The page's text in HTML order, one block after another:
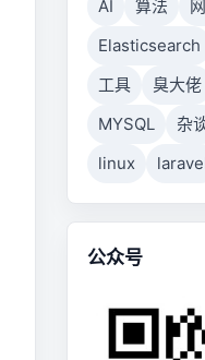
AI 算法
Elasticsearch
工具
臭大佬
MYSQL
杂
linux
公众号